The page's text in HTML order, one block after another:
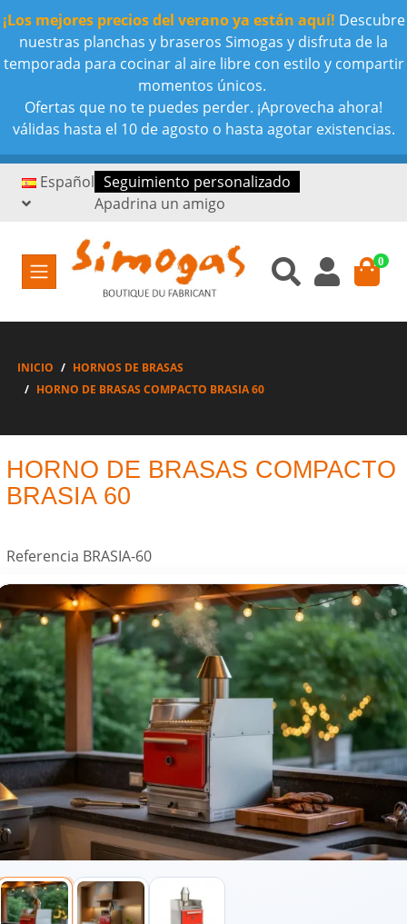
¡Los mejores precios del verano ya están aquí! Descubre
nuestras planchas y braseros Simogas y disfruta de la
temporada para cocinar al aire libre con estilo y compartir
momentos únicos.
Ofertas que no te puedes perder. ¡Aprovecha ahora!
válidas hasta el 10 de agosto o hasta agotar existencias.
Español Seguimiento personalizado
Apadrina un amigo
0
INICIO
HORNOS DE BRASAS
HORNO DE BRASAS COMPACTO BRASIA 60
HORNO DE BRASAS COMPACTO
BRASIA 60
Referencia BRASIA-60